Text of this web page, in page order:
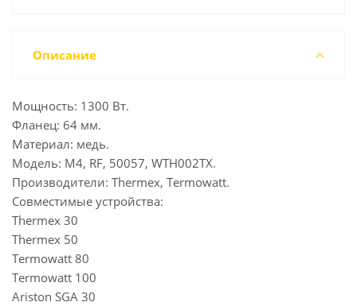
Описание
Мощность: 1300 Вт.
Фланец: 64 мм.
Материал: медь.
Модель: М4, RF, 50057, WTH002TX.
Производители: Thermex, Тermowatt.
Совместимые устройства:
Thermex 30
Thermex 50
Termowatt 80
Termowatt 100
Ariston SGA 30